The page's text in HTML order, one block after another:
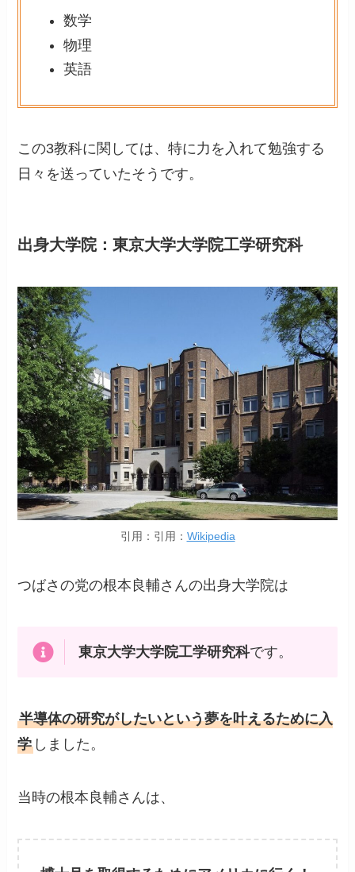
数学
物理
英語
この3教科に関しては、特に力を入れて勉強する
日々を送っていたそうです。
出身大学院：東京大学大学院工学研究科
引用：引用： Wikipedia
つばさの党の根本良輔さんの出身大学院は
東京大学大学院工学研究科です。
半導体の研究がしたいという夢を叶えるために入
学 しました。
当時の根本良輔さんは、